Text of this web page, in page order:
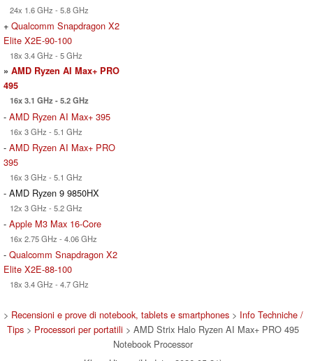
24x 1.6 GHz - 5.8 GHz
+ Qualcomm Snapdragon X2
Elite X2E-90-100
18x 3.4 GHz - 5 GHz
» AMD Ryzen AI Max+ PRO
495
16x 3.1 GHz - 5.2 GHz
- AMD Ryzen AI Max+ 395
16x 3 GHz - 5.1 GHz
- AMD Ryzen AI Max+ PRO
395
16x 3 GHz - 5.1 GHz
- AMD Ryzen 9 9850HX
12x 3 GHz - 5.2 GHz
- Apple M3 Max 16-Core
16x 2.75 GHz - 4.06 GHz
- Qualcomm Snapdragon X2
Elite X2E-88-100
18x 3.4 GHz - 4.7 GHz
> Recensioni e prove di notebook, tablets e smartphones> Info Techniche /
Tips > Processori per portatili > AMD Strix Halo Ryzen AI Max+ PRO 495
Notebook Processor